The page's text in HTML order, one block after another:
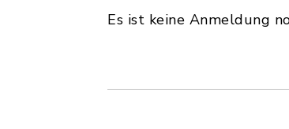
Es ist keine Anmeldung